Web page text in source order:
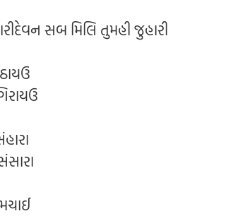
સબ મિલિ તુમહી જુહારી